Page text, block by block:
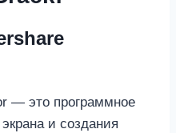
— это программное
и создания